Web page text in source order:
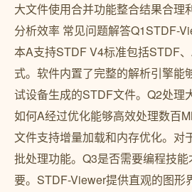
大文件使用合并功能整合结果合理
分析效率 常见问题解答Q1STDF-
本A支持STDF V4标准包括STDF
式。软件内置了完整的解析引擎能
试设备生成的STDF文件。Q2处理
如何A经过优化能够高效处理数百
文件支持增量加载和内存优化。对
批处理功能。Q3是否需要编程技
要。STDF-Viewer提供直观的图形